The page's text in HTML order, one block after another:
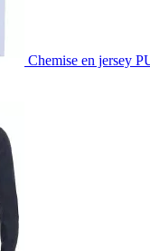
Chemise en jersey